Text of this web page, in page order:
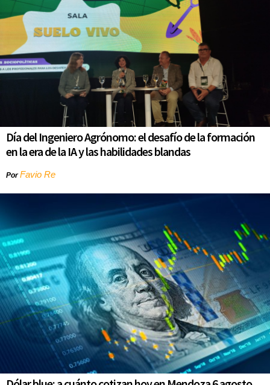
Día del Ingeniero Agrónomo: el desafío de la formación
en la era de la IA y las habilidades blandas
PorFavio Re